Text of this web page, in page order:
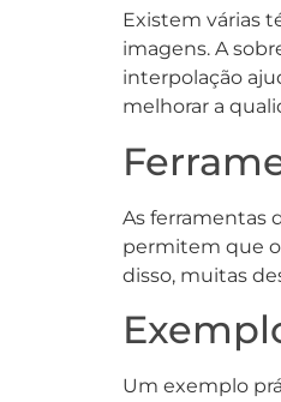
Existem várias
imagens. A
interpolação
melhorar a
As ferramentas
permitem que
disso, muitas
Um exemplo